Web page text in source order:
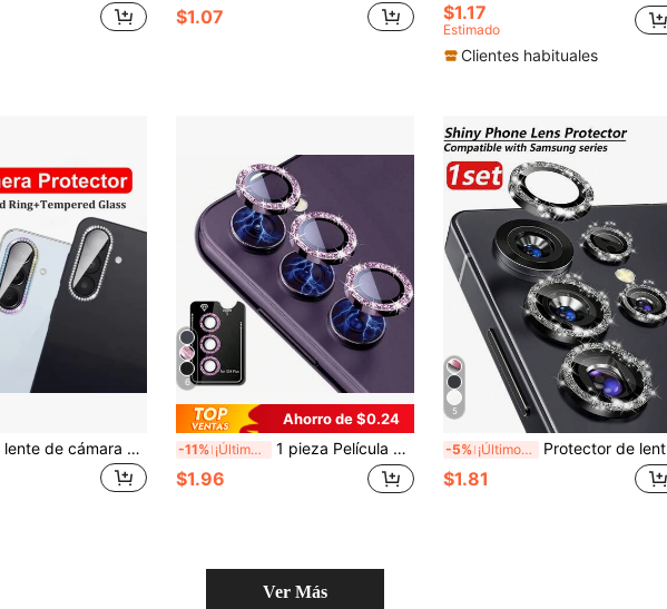
$1.07 $1.17
Estimado
Clientes habituales
Protector de lente de cámara de vidrio templado 9H con anillo de aleación Diamond para Samsung Galaxy A57 A37 A56 A36 A26
6
Ahorro de $0.24
-11% ¡Últimos 3 días 1 pieza Película protectora de vidrio templado premium 9H para lente de cámara de Galaxy S24 Plus S26 Ultra S23 Ultra S24 Ultra A15 A55, A54, A35, A14/24/34, fácil instalación, alta definición (morado brillante)
$1.96
5
-5% ¡Últimos 3 días Protector de lente de cámara compatible con Samsung Galaxy S25 Ultra, vidrio templado AR+AF, cubierta de lente de metal resistente a los arañazos de 9H, accesorios de cámara de alta definición - Negro de titanio aplicable a protección diaria, oficina, hogar. Cubierta de cámara de teléfono a prueba de agua, a prueba de golpes, antiarañazos y antihuellas dactilares de cristal brillante
$1.81
Ver Más